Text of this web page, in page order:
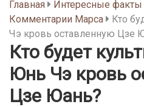
Главная Интересные факты
Комментарии Марса
Кто
Чэ кровь оставленную Цзе
Кто будет
Юнь Чэ кровь
Цзе Юань?